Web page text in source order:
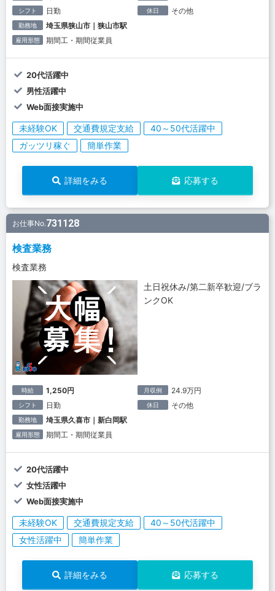
シフト 日勤 休日 その他
勤務地 埼玉県狭山市｜狭山市駅
雇用形態 期間工・期間従業員
20代活躍中
男性活躍中
Web面接実施中
未経験OK 交通費規定支給
40～50代活躍中
ガッツリ稼ぐ
簡単作業
詳細をみる 応募する
お仕事No.731128
検査業務
検査業務
土日祝休み/第二新卒歓迎/ブラ
ンクOK
時給 1,250円 月収例 24.9万円
シフト 日勤 休日 その他
勤務地 埼玉県久喜市｜新白岡駅
雇用形態 期間工・期間従業員
20代活躍中
女性活躍中
Web面接実施中
未経験OK 交通費規定支給
40～50代活躍中
女性活躍中
簡単作業
詳細をみる 応募する